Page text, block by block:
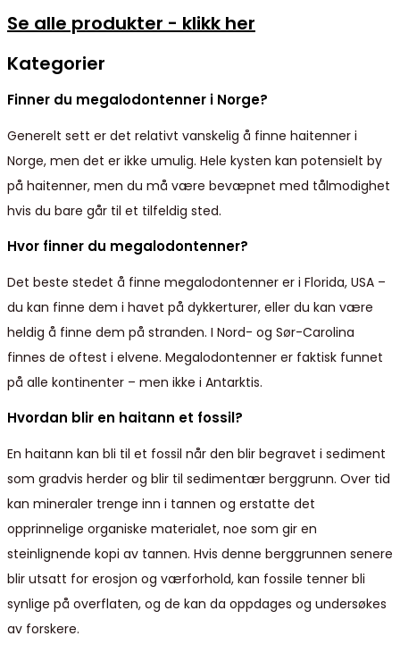
Se alle produkter - klikk her
Kategorier
Finner du megalodontenner i Norge?
Generelt sett er det relativt vanskelig å finne haitenner i
Norge, men det er ikke umulig. Hele kysten kan potensielt by
på haitenner, men du må være bevæpnet med tålmodighet
hvis du bare går til et tilfeldig sted.
Hvor finner du megalodontenner?
Det beste stedet å finne megalodontenner er i Florida, USA –
du kan finne dem i havet på dykkerturer, eller du kan være
heldig å finne dem på stranden. I Nord- og Sør-Carolina
finnes de oftest i elvene. Megalodontenner er faktisk funnet
på alle kontinenter – men ikke i Antarktis.
Hvordan blir en haitann et fossil?
En haitann kan bli til et fossil når den blir begravet i sediment
som gradvis herder og blir til sedimentær berggrunn. Over tid
kan mineraler trenge inn i tannen og erstatte det
opprinnelige organiske materialet, noe som gir en
steinlignende kopi av tannen. Hvis denne berggrunnen senere
blir utsatt for erosjon og værforhold, kan fossile tenner bli
synlige på overflaten, og de kan da oppdages og undersøkes
av forskere.